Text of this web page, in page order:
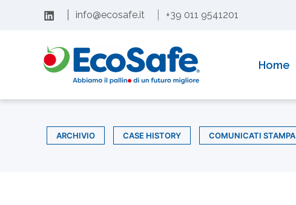
info@ecosafe.it +39 011 9541201
Home
ARCHIVIO CASE HISTORY COMUNICATI STAMPA